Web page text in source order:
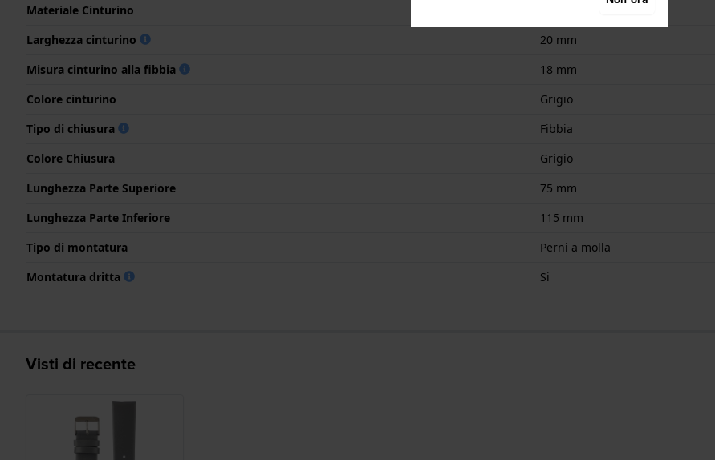
Materiale Cinturino
Larghezza cinturino
20 mm
Misura cinturino alla fibbia
18 mm
Colore cinturino
Grigio
Tipo di chiusura
Fibbia
Colore Chiusura
Grigio
Lunghezza Parte Superiore
75 mm
Lunghezza Parte Inferiore
115 mm
Tipo di montatura
Perni a molla
Montatura dritta
Si
Visti di recente